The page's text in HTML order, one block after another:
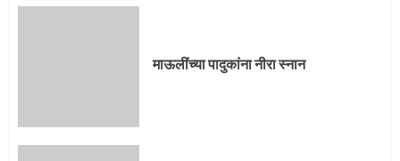
माऊलींच्या पादुकांना नीरा स्नान